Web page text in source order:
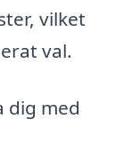
vilket
val.
dig med